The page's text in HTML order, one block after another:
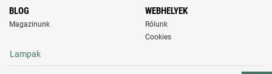
BLOG
Magazinunk
WEBHELYEK
Rólunk
Cookies
Lampak